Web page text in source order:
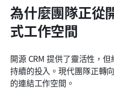
為什麼團隊正從
式工作空間
開源 CRM 提供了靈活性，
持續的投入。現代團隊正轉
的連結工作空間。